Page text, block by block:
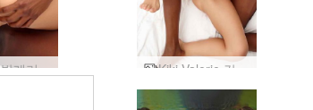
키키와 발레리 섹시 69